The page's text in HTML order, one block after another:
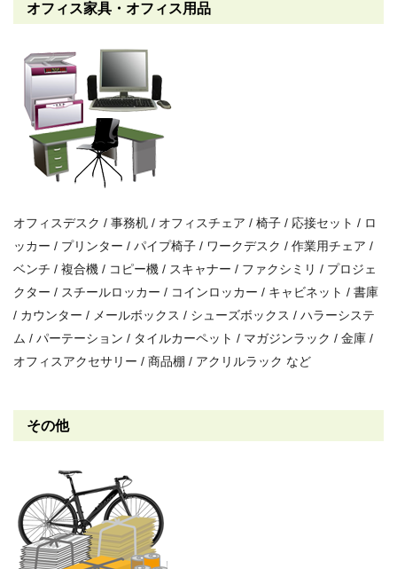
オフィス家具・オフィス用品
オフィスデスク / 事務机 / オフィスチェア / 椅子 / 応接セット / ロ
ッカー / プリンター / パイプ椅子 / ワークデスク / 作業用チェア /
ベンチ / 複合機 / コピー機 / スキャナー / ファクシミリ / プロジェ
クター / スチールロッカー / コインロッカー / キャビネット / 書庫
/ カウンター / メールボックス / シューズボックス / ハラーシステ
ム / パーテーション / タイルカーペット / マガジンラック / 金庫 /
オフィスアクセサリー / 商品棚 / アクリルラック など
その他